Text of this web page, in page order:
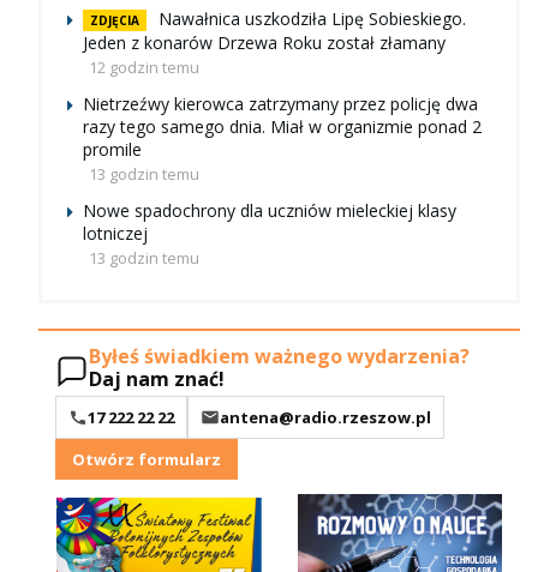
ZDJĘCIA
Nawałnica uszkodziła Lipę Sobieskiego.
Jeden z konarów Drzewa Roku został złamany
12 godzin temu
Nietrzeźwy kierowca zatrzymany przez policję dwa
razy tego samego dnia. Miał w organizmie ponad 2
promile
13 godzin temu
Nowe spadochrony dla uczniów mieleckiej klasy
lotniczej
13 godzin temu
Byłeś świadkiem ważnego wydarzenia?
Daj nam znać!
17 222 22 22
antena@radio.rzeszow.pl
Otwórz formularz